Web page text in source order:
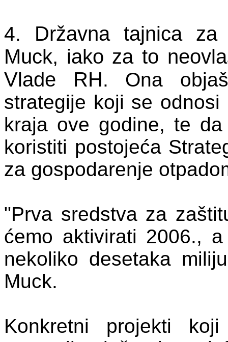
4. Državna tajnica
Muck, iako za to
Vlade RH. Ona
strategije koji se
kraja ove godine, te
koristiti postojeća
za gospodarenje
"Prva sredstva za
ćemo aktivirati 2006.,
nekoliko desetaka
Muck.
Konkretni projekti